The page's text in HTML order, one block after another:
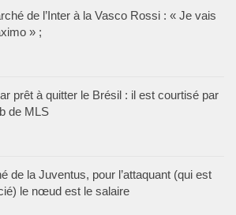
de l’Inter à la Vasco Rossi : « Je vais
» ;
prêt à quitter le Brésil : il est courtisé par
de MLS
de la Juventus, pour l’attaquant (qui est
le nœud est le salaire